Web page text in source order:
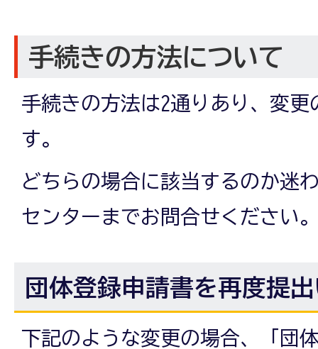
手続きの方法について
手続きの方法は2通りあり、変
す。
どちらの場合に該当するのか迷
センターまでお問合せください
団体登録申請書を再度提
下記のような変更の場合、「団